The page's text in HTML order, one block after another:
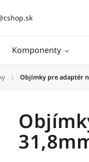
Komponenty
/ Objímky pre adaptér